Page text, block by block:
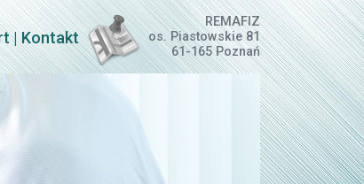
|Kontakt
REMAFIZ
os. Piastowskie 81
61-165 Poznań